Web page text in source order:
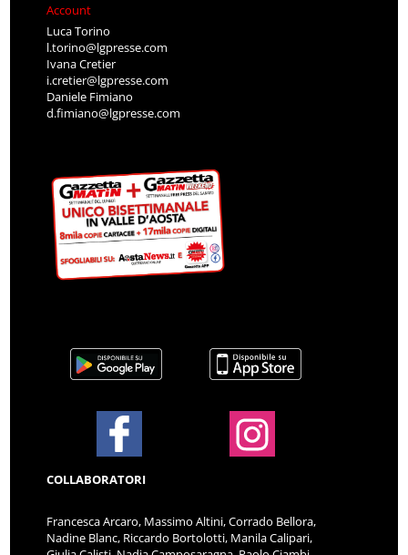
Account
Luca Torino
l.torino@lgpresse.com
Ivana Cretier
i.cretier@lgpresse.com
Daniele Fimiano
d.fimiano@lgpresse.com
COLLABORATORI
Francesca Arcaro, Massimo Altini, Corrado Bellora,
Nadine Blanc, Riccardo Bortolotti, Manila Calipari,